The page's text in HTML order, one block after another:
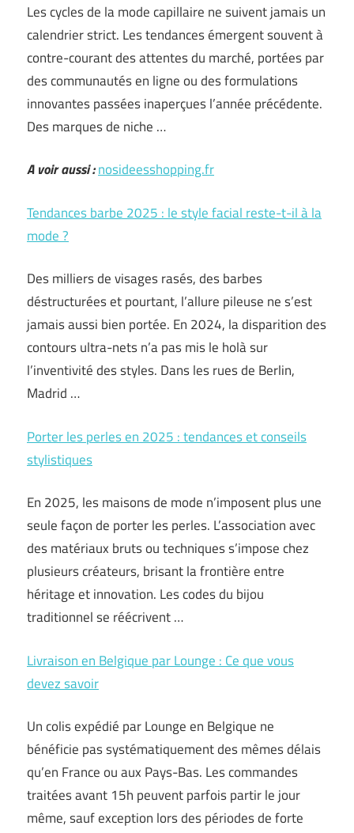
Les cycles de la mode capillaire ne suivent jamais un
calendrier strict. Les tendances émergent souvent à
contre-courant des attentes du marché, portées par
des communautés en ligne ou des formulations
innovantes passées inaperçues l’année précédente.
Des marques de niche …
A voir aussi :nosideesshopping.fr
Tendances barbe 2025 : le style facial reste-t-il à la
mode ?
Des milliers de visages rasés, des barbes
déstructurées et pourtant, l’allure pileuse ne s’est
jamais aussi bien portée. En 2024, la disparition des
contours ultra-nets n’a pas mis le holà sur
l’inventivité des styles. Dans les rues de Berlin,
Madrid …
Porter les perles en 2025 : tendances et conseils
stylistiques
En 2025, les maisons de mode n’imposent plus une
seule façon de porter les perles. L’association avec
des matériaux bruts ou techniques s’impose chez
plusieurs créateurs, brisant la frontière entre
héritage et innovation. Les codes du bijou
traditionnel se réécrivent …
Livraison en Belgique par Lounge : Ce que vous
devez savoir
Un colis expédié par Lounge en Belgique ne
bénéficie pas systématiquement des mêmes délais
qu’en France ou aux Pays-Bas. Les commandes
traitées avant 15h peuvent parfois partir le jour
même, sauf exception lors des périodes de forte